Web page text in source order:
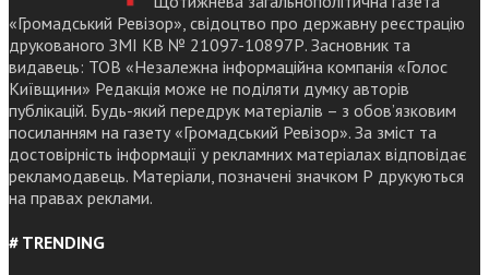
«Громадський Ревізор», свідоцтво про державну реєстрацію
друкованого ЗМІ КВ № 21097-10897Р. Засновник та
видавець: ТОВ «Незалежна інформаційна компанія «Голос
Київщини» Редакція може не поділяти думку авторів
публікацій. Будь-який передрук матеріалів – з обов’язковим
посиланням на газету «Громадський Ревізор». За зміст та
достовірність інформації у рекламних матеріалах відповідає
рекламодавець. Матеріали, позначені значком Р друкуються
на правах реклами.
# TRENDING